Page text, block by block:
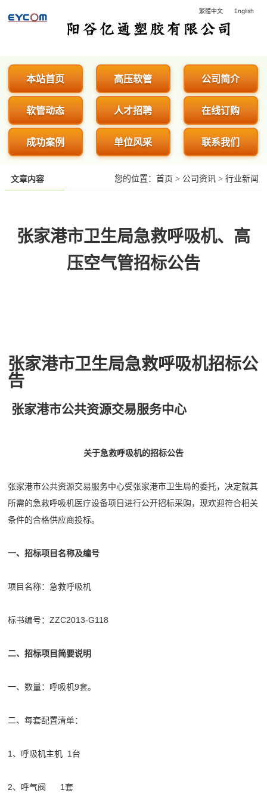
阳谷亿通塑胶有限公司 - 专业生产
繁體中文 English
本站首页 高压软管 公司简介
软管动态 人才招聘 在线订购
成功案例 单位风采 联系我们
文章内容 您的位置： 首页 > 公司资讯 > 行业新闻
张家港市卫生局急救呼吸机、高
压空气管招标公告
张家港市卫生局急救呼吸机招标公
告
张家港市公共资源交易服务中心
关于急救呼吸机的招标公告
张家港市公共资源交易服务中心受张家港市卫生局的委托，决定就其
所需的急救呼吸机医疗设备项目进行公开招标采购，现欢迎符合相关
条件的合格供应商投标。
一、招标项目名称及编号
项目名称：急救呼吸机
标书编号：ZZC2013-G118
二、招标项目简要说明
一、数量：呼吸机9套。
二、每套配置清单：
1、呼吸机主机 1台
2、呼气阀 1套